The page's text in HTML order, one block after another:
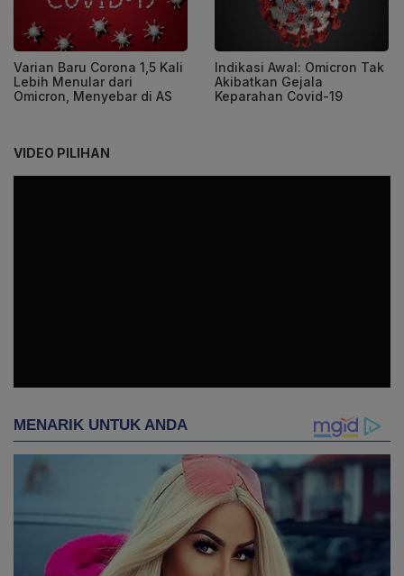
Varian Baru Corona 1,5 Kali
Lebih Menular dari
Omicron, Menyebar di AS
Indikasi Awal: Omicron Tak
Akibatkan Gejala
Keparahan Covid-19
VIDEO PILIHAN